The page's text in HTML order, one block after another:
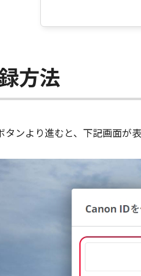
方法
タンより進むと、下記画面が表